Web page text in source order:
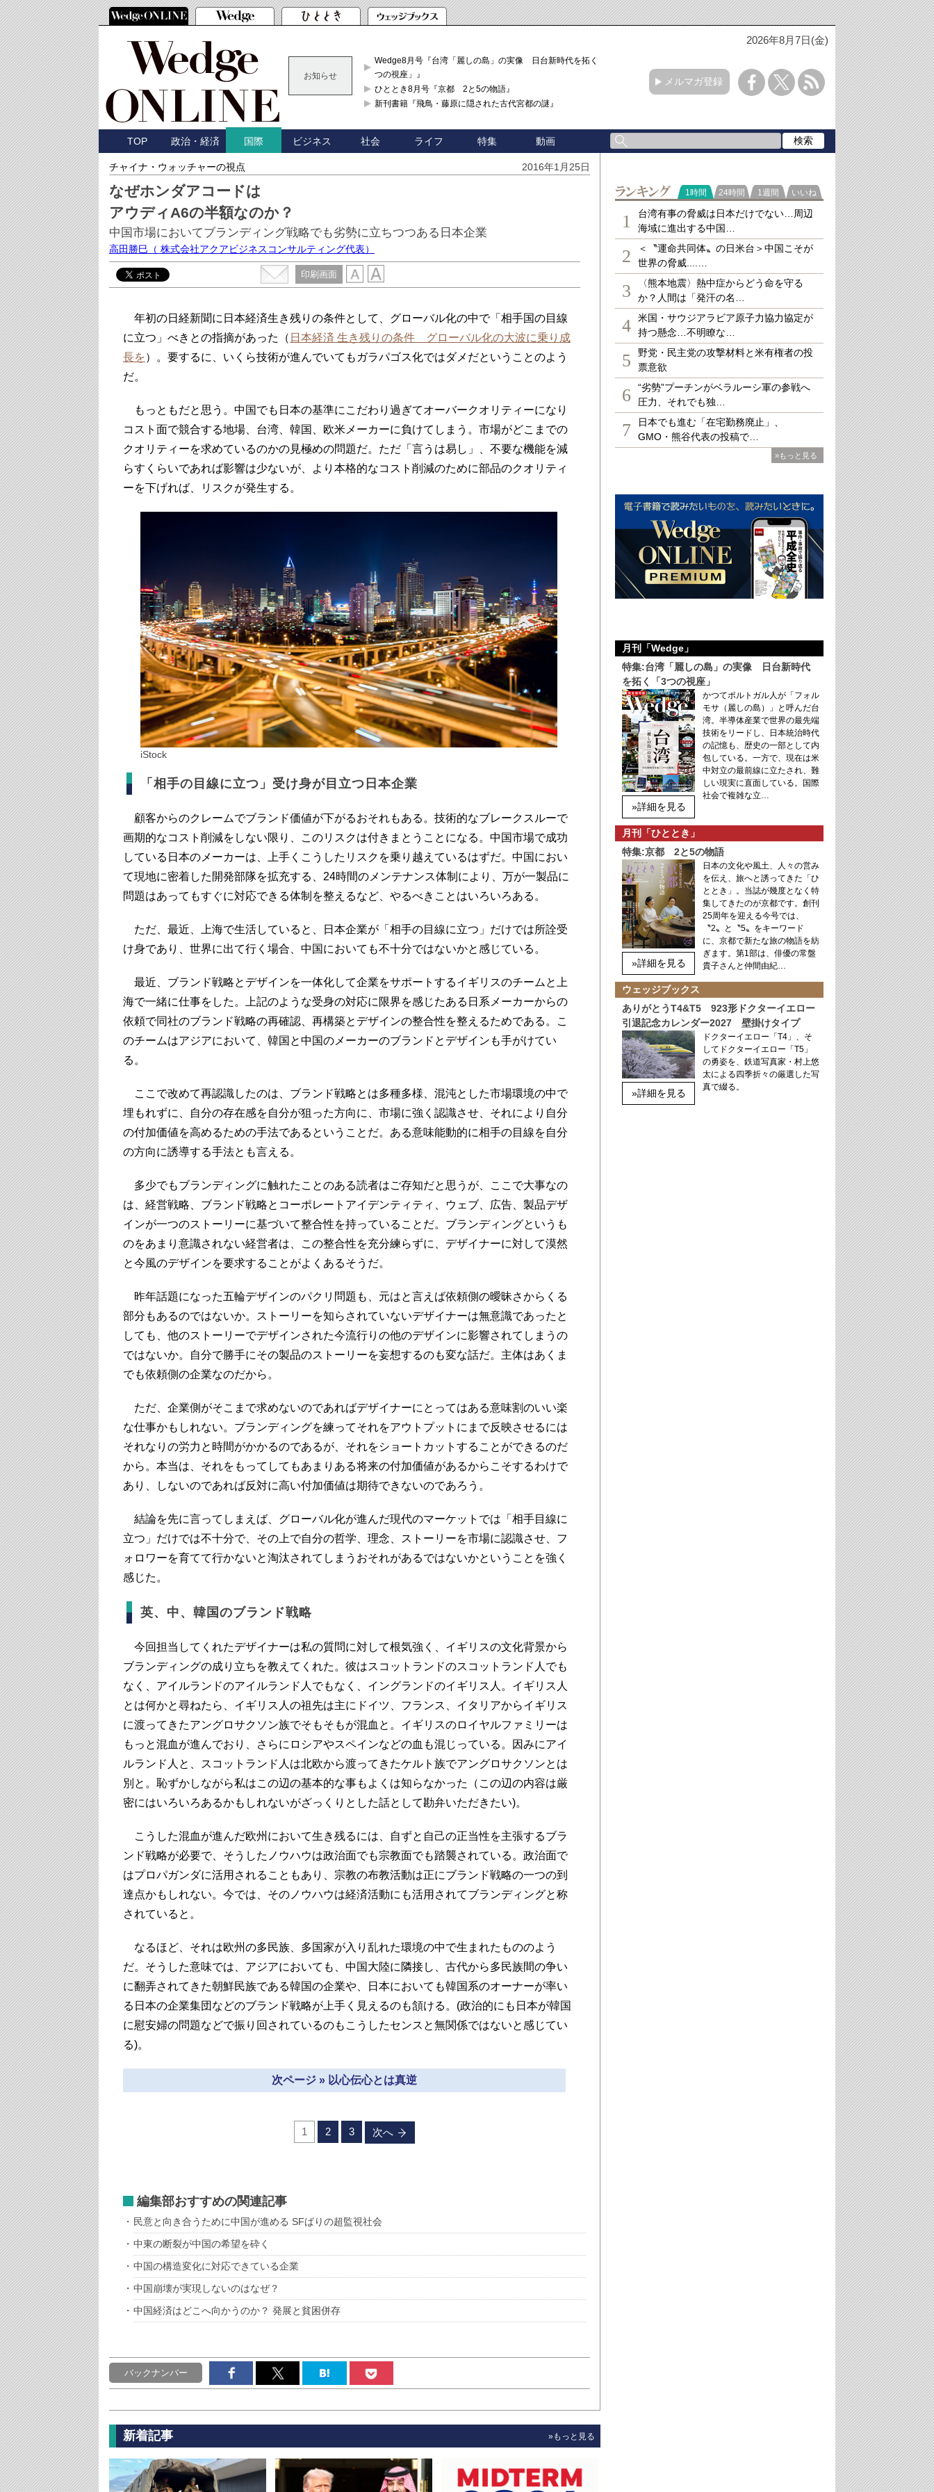
2026年8月7日(金)
お知らせ
Wedge8月号『台湾「麗しの島」の実像 日台新時代を拓く「3
つの視座」』
ひととき8月号『京都 2と5の物語』
新刊書籍『飛鳥・藤原に隠された古代宮都の謎』
メルマガ登録
TOP 政治・経済 国際 ビジネス 社会 ライフ 特集 動画
チャイナ・ウォッチャーの視点 2016年1月25日
なぜホンダアコードは
アウディA6の半額なのか？
中国市場においてブランディング戦略でも劣勢に立ちつつある日本企業
高田勝巳 （ 株式会社アクアビジネスコンサルティング代表）
印刷画面
年初の日経新聞に日本経済生き残りの条件として、グローバル化の中で「相手国の目線
に立つ」べきとの指摘があった（ 日本経済 生き残りの条件 グローバル化の大波に乗り成
長を）。要するに、いくら技術が進んでいてもガラパゴス化ではダメだということのよう
だ。
もっともだと思う。中国でも日本の基準にこだわり過ぎてオーバークオリティーになり
コスト面で競合する地場、台湾、韓国、欧米メーカーに負けてしまう。市場がどこまでの
クオリティーを求めているのかの見極めの問題だ。ただ「言うは易し」、不要な機能を減
らすくらいであれば影響は少ないが、より本格的なコスト削減のために部品のクオリティ
ーを下げれば、リスクが発生する。
iStock
「相手の目線に立つ」受け身が目立つ日本企業
顧客からのクレームでブランド価値が下がるおそれもある。技術的なブレークスルーで
画期的なコスト削減をしない限り、このリスクは付きまとうことになる。中国市場で成功
している日本のメーカーは、上手くこうしたリスクを乗り越えているはずだ。中国におい
て現地に密着した開発部隊を拡充する、24時間のメンテナンス体制により、万が一製品に
問題はあってもすぐに対応できる体制を整えるなど、やるべきことはいろいろある。
ただ、最近、上海で生活していると、日本企業が「相手の目線に立つ」だけでは所詮受
け身であり、世界に出て行く場合、中国においても不十分ではないかと感じている。
最近、ブランド戦略とデザインを一体化して企業をサポートするイギリスのチームと上
海で一緒に仕事をした。上記のような受身の対応に限界を感じたある日系メーカーからの
依頼で同社のブランド戦略の再確認、再構築とデザインの整合性を整えるためである。こ
のチームはアジアにおいて、韓国と中国のメーカーのブランドとデザインも手がけてい
る。
ここで改めて再認識したのは、ブランド戦略とは多種多様、混沌とした市場環境の中で
埋もれずに、自分の存在感を自分が狙った方向に、市場に強く認識させ、それにより自分
の付加価値を高めるための手法であるということだ。ある意味能動的に相手の目線を自分
の方向に誘導する手法とも言える。
多少でもブランディングに触れたことのある読者はご存知だと思うが、ここで大事なの
は、経営戦略、ブランド戦略とコーポレートアイデンティティ、ウェブ、広告、製品デザ
インが一つのストーリーに基づいて整合性を持っていることだ。ブランディングというも
のをあまり意識されない経営者は、この整合性を充分練らずに、デザイナーに対して漠然
と今風のデザインを要求することがよくあるそうだ。
昨年話題になった五輪デザインのパクリ問題も、元はと言えば依頼側の曖昧さからくる
部分もあるのではないか。ストーリーを知らされていないデザイナーは無意識であったと
しても、他のストーリーでデザインされた今流行りの他のデザインに影響されてしまうの
ではないか。自分で勝手にその製品のストーリーを妄想するのも変な話だ。主体はあくま
でも依頼側の企業なのだから。
ただ、企業側がそこまで求めないのであればデザイナーにとってはある意味割のいい楽
な仕事かもしれない。ブランディングを練ってそれをアウトプットにまで反映させるには
それなりの労力と時間がかかるのであるが、それをショートカットすることができるのだ
から。本当は、それをもってしてもあまりある将来の付加価値があるからこそするわけで
あり、しないのであれば反対に高い付加価値は期待できないのであろう。
結論を先に言ってしまえば、グローバル化が進んだ現代のマーケットでは「相手目線に
立つ」だけでは不十分で、その上で自分の哲学、理念、ストーリーを市場に認識させ、フ
ォロワーを育てて行かないと淘汰されてしまうおそれがあるではないかということを強く
感じた。
英、中、韓国のブランド戦略
今回担当してくれたデザイナーは私の質問に対して根気強く、イギリスの文化背景から
ブランディングの成り立ちを教えてくれた。彼はスコットランドのスコットランド人でも
なく、アイルランドのアイルランド人でもなく、イングランドのイギリス人。イギリス人
とは何かと尋ねたら、イギリス人の祖先は主にドイツ、フランス、イタリアからイギリス
に渡ってきたアングロサクソン族でそもそもが混血と。イギリスのロイヤルファミリーは
もっと混血が進んでおり、さらにロシアやスペインなどの血も混じっている。因みにアイ
ルランド人と、スコットランド人は北欧から渡ってきたケルト族でアングロサクソンとは
別と。恥ずかしながら私はこの辺の基本的な事もよくは知らなかった（この辺の内容は厳
密にはいろいろあるかもしれないがざっくりとした話として勘弁いただきたい)。
こうした混血が進んだ欧州において生き残るには、自ずと自己の正当性を主張するブラ
ンド戦略が必要で、そうしたノウハウは政治面でも宗教面でも踏襲されている。政治面で
はプロパガンダに活用されることもあり、宗教の布教活動は正にブランド戦略の一つの到
達点かもしれない。今では、そのノウハウは経済活動にも活用されてブランディングと称
されていると。
なるほど、それは欧州の多民族、多国家が入り乱れた環境の中で生まれたもののよう
だ。そうした意味では、アジアにおいても、中国大陸に隣接し、古代から多民族間の争い
に翻弄されてきた朝鮮民族である韓国の企業や、日本においても韓国系のオーナーが率い
る日本の企業集団などのブランド戦略が上手く見えるのも頷ける。(政治的にも日本が韓国
に慰安婦の問題などで振り回されているのもこうしたセンスと無関係ではないと感じてい
る)。
次ページ » 以心伝心とは真逆
1 2 3 次へ
編集部おすすめの関連記事
民意と向き合うために中国が進める SFばりの超監視社会
中東の断裂が中国の希望を砕く
中国の構造変化に対応できている企業
中国崩壊が実現しないのはなぜ？
中国経済はどこへ向かうのか？ 発展と貧困併存
バックナンバー
新着記事 »もっと見る
ランキング
1時間 24時間 1週間 いいね
1
台湾有事の脅威は日本だけでない…周辺
海域に進出する中国…
2
＜〝運命共同体〟の日米台＞中国こそが
世界の脅威....…
3
〈熊本地震〉熱中症からどう命を守る
か？人間は「発汗の名…
4
米国・サウジアラビア原子力協力協定が
持つ懸念…不明瞭な…
5
野党・民主党の攻撃材料と米有権者の投
票意欲
6
“劣勢”プーチンがベラルーシ軍の参戦へ
圧力、それでも独…
7
日本でも進む「在宅勤務廃止」、
GMO・熊谷代表の投稿で…
»もっと見る
月刊「Wedge」
特集:台湾「麗しの島」の実像 日台新時代
を拓く「3つの視座」
»詳細を見る
かつてポルトガル人が「フォル
モサ（麗しの島）」と呼んだ台
湾。半導体産業で世界の最先端
技術をリードし、日本統治時代
の記憶も、歴史の一部として内
包している。一方で、現在は米
中対立の最前線に立たされ、難
しい現実に直面している。国際
社会で複雑な立…
月刊「ひととき」
特集:京都 2と5の物語
»詳細を見る
日本の文化や風土、人々の営み
を伝え、旅へと誘ってきた「ひ
ととき」。当誌が幾度となく特
集してきたのが京都です。創刊
25周年を迎える今号では、
〝2〟と〝5〟をキーワード
に、京都で新たな旅の物語を紡
ぎます。第1部は、俳優の常盤
貴子さんと仲間由紀…
ウェッジブックス
ありがとうT4&T5 923形ドクターイエロー
引退記念カレンダー2027 壁掛けタイプ
»詳細を見る
ドクターイエロー「T4」、そ
してドクターイエロー「T5」
の勇姿を、鉄道写真家・村上悠
太による四季折々の厳選した写
真で綴る。